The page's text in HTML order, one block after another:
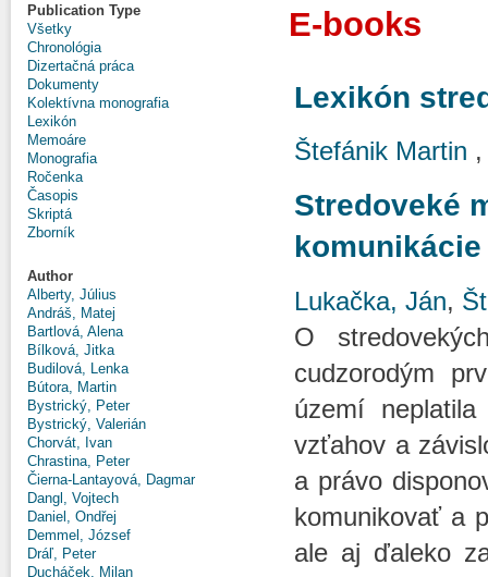
Publication Type
Všetky
Chronológia
Dizertačná práca
Dokumenty
Kolektívna monografia
Lexikón
Memoáre
Monografia
Ročenka
Časopis
Skriptá
Zborník
Author
Alberty, Július
Andráš, Matej
Bartlová, Alena
Bílková, Jitka
Budilová, Lenka
Bútora, Martin
Bystrický, Peter
Bystrický, Valerián
Chorvát, Ivan
Chrastina, Peter
Čierna-Lantayová, Dagmar
Dangl, Vojtech
Daniel, Ondřej
Demmel, József
Dráľ, Peter
Ducháček, Milan
E-books
Lexikón
Štefánik Martin
Stredoveké
komunikácie
Lukačka, Ján,
O
cudzorodým
území neplatila
vzťahov a
a právo
komunikovať a
ale aj ďaleko